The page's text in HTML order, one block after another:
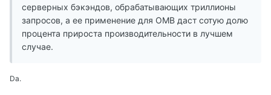
серверных бэкэндов, обрабатывающих триллионы
запросов, а ее применение для ОМВ даст сотую долю
процента прироста производительности в лучшем
случае.
Da.